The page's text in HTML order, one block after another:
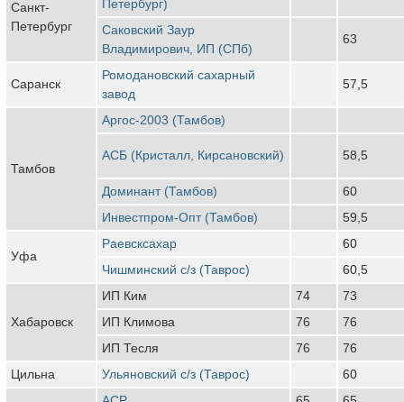
Санкт-
Петербург
Петербург)
Саковский Заур
Владимирович, ИП (СПб)
63
Саранск
Ромодановский сахарный
завод
57,5
Тамбов
Аргос-2003 (Тамбов)
АСБ (Кристалл, Кирсановский) 58,5
Доминант (Тамбов)
60
Инвестпром-Опт (Тамбов)
59,5
Уфа
Раевсксахар
60
Чишминский с/з (Таврос)
60,5
Хабаровск
ИП Ким 74
73
ИП Климова
76
76
ИП Тесля
76
76
Цильна
Ульяновский с/з (Таврос) 60